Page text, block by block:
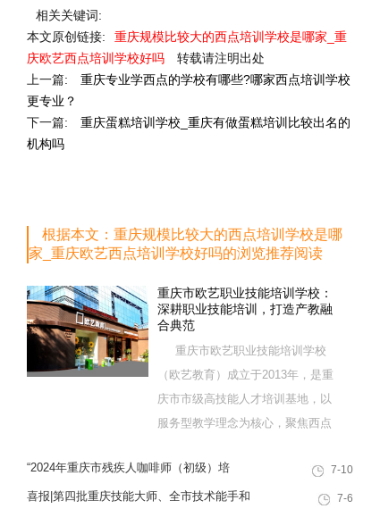
相关关键词:
本文原创链接:
重庆规模比较大的西点培训学校是哪家_重
庆欧艺西点培训学校好吗
转载请注明出处
上一篇:
重庆专业学西点的学校有哪些?哪家西点培训学校
更专业？
下一篇:
重庆蛋糕培训学校_重庆有做蛋糕培训比较出名的
机构吗
根据本文：重庆规模比较大的西点培训学校是哪
家_重庆欧艺西点培训学校好吗的浏览推荐阅读
重庆市欧艺职业技能培训学校：
深耕职业技能培训，打造产教融
合典范
重庆市欧艺职业技能培训学校
（欧艺教育）成立于2013年，是重
庆市市级高技能人才培训基地，以
服务型教学理念为核心，聚焦西点
十余载，致力于培养兼具社会责任
感与创新思维的复合型行业高技能
“2024年重庆市残疾人咖啡师（初级）培
训”职业技能提升计划活动
7-10
喜报|第四批重庆技能大师、全市技术能手和
7-6